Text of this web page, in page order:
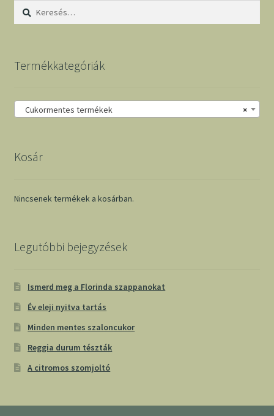
Keresés:
Termékkategóriák
×
Cukormentes termékek
Kosár
Nincsenek termékek a kosárban.
Legutóbbi bejegyzések
Ismerd meg a Florinda szappanokat
Év eleji nyitva tartás
Minden mentes szaloncukor
Reggia durum tészták
A citromos szomjoltó